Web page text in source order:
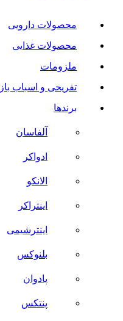
محصولات دارویی
محصولات غذایی
ملزومات
تفریحی و اسباب
برندها
آلفاسان
ادواکر
الانکو
اینتراکر
اینترشیمی
بلنوکس
پادوان
پنتکس